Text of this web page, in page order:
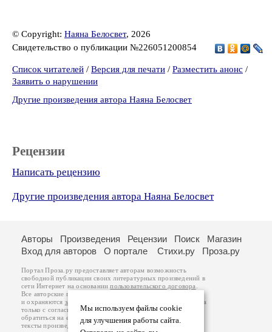
© Copyright: Наяна Белосвет, 2026
Свидетельство о публикации №226051200854
Список читателей / Версия для печати / Разместить анонс /
Заявить о нарушении
Другие произведения автора Наяна Белосвет
Рецензии
Написать рецензию
Другие произведения автора Наяна Белосвет
Мы используем файлы cookie
для улучшения работы сайта.
Авторы Произведения Рецензии Поиск
Магазин
Вход для авторов
О портале Стихи.ру Проза.ру
Портал Проза.ру предоставляет авторам возможность
свободной публикации своих литературных произведений в
сети Интернет на основаниипользовательского договора
Все авторские права на произведения принадлежат авторам
и охраняются законом
. Перепечатка произведений возможна
только с согласия его автора, к которому вы можете
обратиться на его авторской странице. Ответственность за
тексты произведений авторы несут самостоятельно на